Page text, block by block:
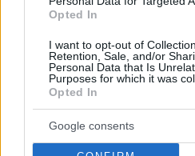
Opted In
I want to opt-out of
Retention, Sale, and/or
Personal Data that Is
Purposes for which it was
Opted In
Google consents